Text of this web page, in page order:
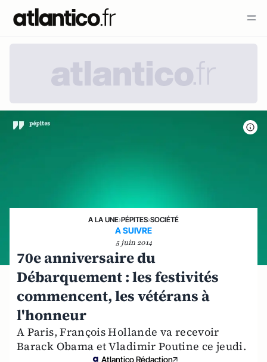
A LA UNE›PÉPITES›SOCIÉTÉ
A SUIVRE
5 juin 2014
70e anniversaire du
Débarquement : les festivités
commencent, les vétérans à
l'honneur
A Paris, François Hollande va recevoir
Barack Obama et Vladimir Poutine ce jeudi.
Atlantico Rédaction